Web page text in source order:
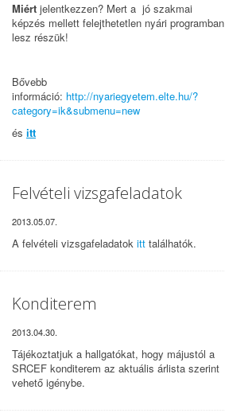
Miért jelentkezzen? Mert a jó szakmai
képzés mellett felejthetetlen nyári programban
lesz részük!
Bővebb
információ: http://nyariegyetem.elte.hu/?
category=ik&submenu=new
és itt
Felvételi vizsgafeladatok
2013.05.07.
A felvételi vizsgafeladatok itt találhatók.
Konditerem
2013.04.30.
Tájékoztatjuk a hallgatókat, hogy májustól a
SRCEF konditerem az aktuális árlista szerint
vehető igénybe.